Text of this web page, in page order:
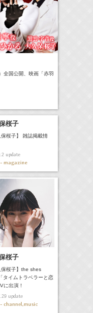
全国公開、映画「赤羽
桜子
保桜子】 雑誌掲載情
update
magazine
桜子
保桜子】the shes
タイムトラベラーと恋
に出演！
update
channel,music